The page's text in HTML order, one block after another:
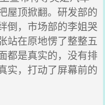
屋顶掀翻。研发部的
倒，市场部的李姐哭
站在原地愣了整整五
都是真实的，没有排
实，打动了屏幕前的